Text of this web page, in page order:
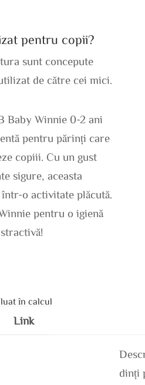
pentru copii?
sunt concepute
de către cei mici.
Baby Winnie 0-2 ani
pentru părinți care
copiii. Cu un gust
sigure, aceasta
o activitate plăcută.
pentru o igienă
în calcul
Link
dinți